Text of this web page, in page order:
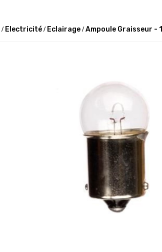
Electricité Eclairage Ampoule Graisseur -